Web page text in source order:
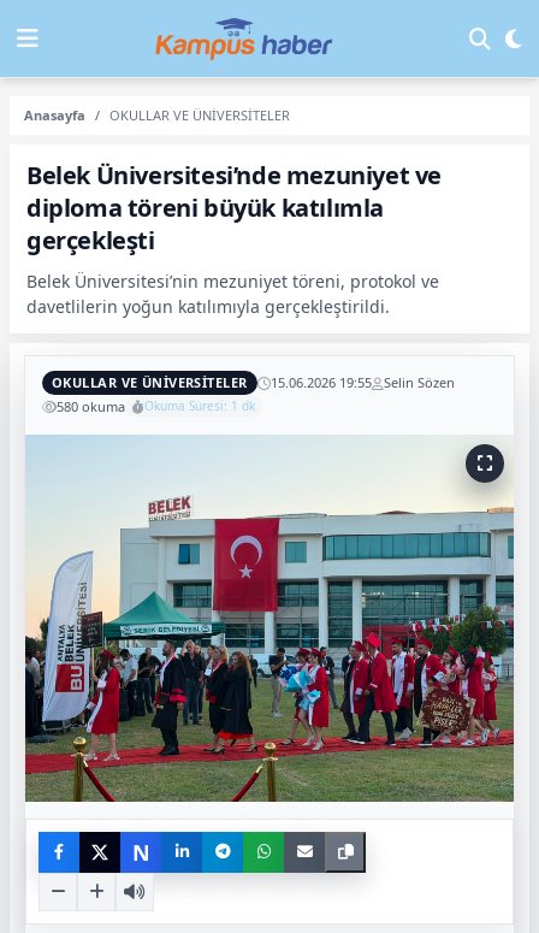
Anasayfa OKULLAR VE ÜNİVERSİTELER
Belek Üniversitesi’nde mezuniyet ve
diploma töreni büyük katılımla
gerçekleşti
Belek Üniversitesi’nin mezuniyet töreni, protokol ve
davetlilerin yoğun katılımıyla gerçekleştirildi.
OKULLAR VE ÜNİVERSİTELER 15.06.2026 19:55
Selin Sözen
580 okuma
Okuma Süresi: 1 dk
N